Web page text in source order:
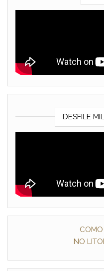
DESFILE
NO